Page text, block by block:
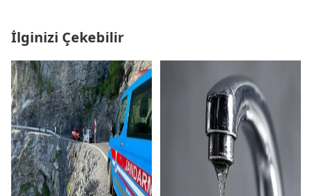
İlginizi Çekebilir